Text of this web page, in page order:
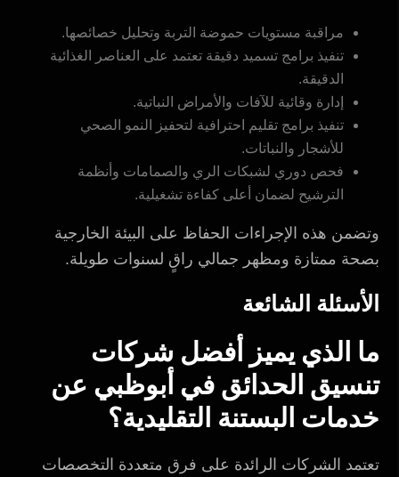
مراقبة مستويات حموضة التربة وتحليل خصائصها.
تنفيذ برامج تسميد دقيقة تعتمد على العناصر الغذائية
الدقيقة.
إدارة وقائية للآفات والأمراض النباتية.
تنفيذ برامج تقليم احترافية لتحفيز النمو الصحي
للأشجار والنباتات.
فحص دوري لشبكات الري والصمامات وأنظمة
الترشيح لضمان أعلى كفاءة تشغيلية.
وتضمن هذه الإجراءات الحفاظ على البيئة الخارجية
بصحة ممتازة ومظهر جمالي راقٍ لسنوات طويلة.
الأسئلة الشائعة
ما الذي يميز أفضل شركات
تنسيق الحدائق في أبوظبي عن
خدمات البستنة التقليدية؟
تعتمد الشركات الرائدة على فرق متعددة التخصصات